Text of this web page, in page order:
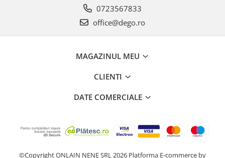
0723567833
office@dego.ro
MAGAZINUL MEU
CLIENTI
DATE COMERCIALE
©Copyright ONLAIN NENE SRL 2026 Platforma E-commerce by